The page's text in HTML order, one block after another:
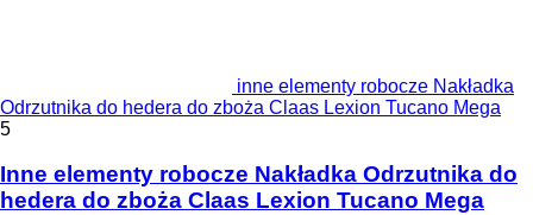
inne elementy robocze Nakładka
Odrzutnika do hedera do zboża Claas Lexion Tucano Mega
5
Inne elementy robocze Nakładka Odrzutnika do
hedera do zboża Claas Lexion Tucano Mega